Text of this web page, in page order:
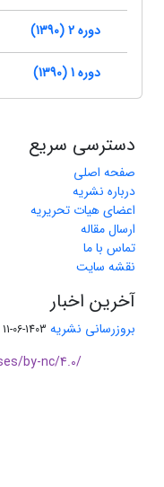
دوره 2 (1390)
دوره 1 (1390)
دسترسی سریع
صفحه اصلی
درباره نشریه
اعضای هیات تحریریه
ارسال مقاله
تماس با ما
نقشه سایت
آخرین اخبار
بروزرسانی نشریه 1403-06-11
by-nc/4.0/